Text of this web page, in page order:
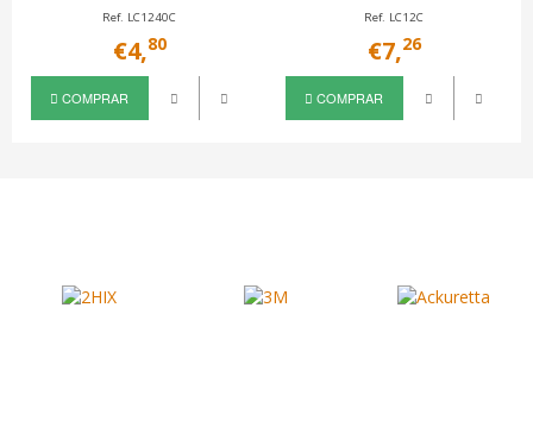
Ref. LC1240C
€4,80
COMPRAR
Ref. LC12C
€7,26
COMPRAR